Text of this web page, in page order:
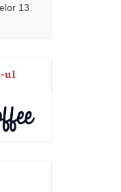
13
ul